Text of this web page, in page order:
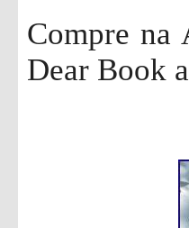
Compre na
Dear Book